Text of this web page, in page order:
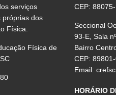
serviços
próprias dos
Física.
Física de
CEP:
Seccional
93-E, Sala
Bairro
CEP:
Email:
HORÁRIO